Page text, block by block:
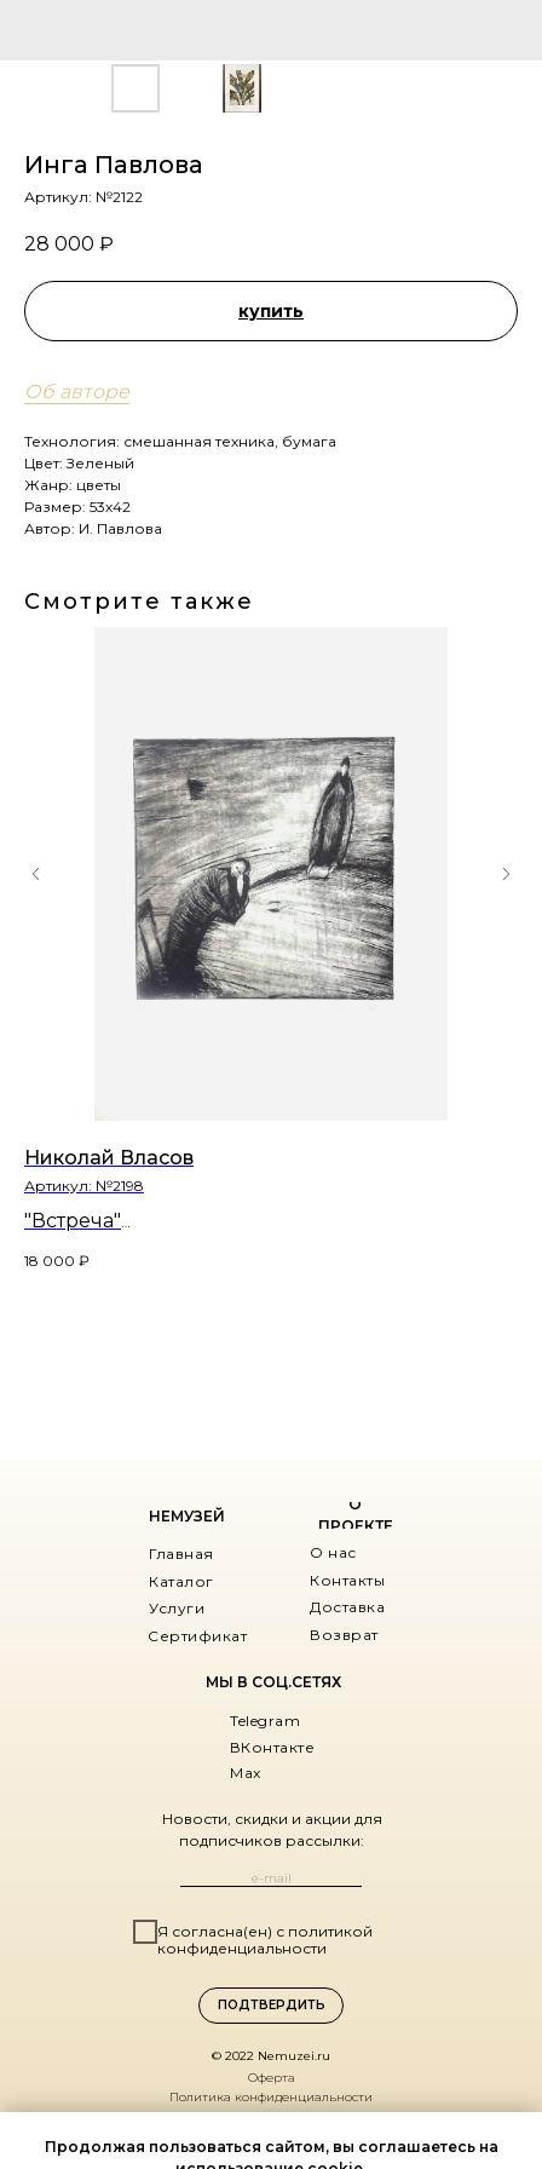
Инга Павлова
Артикул: №2122
28 000 ₽
купить
Об авторе
Технология: смешанная техника, бумага
Цвет: Зеленый
Жанр: цветы
Размер: 53х42
Автор: И. Павлова
Смотрите также
Николай Власов
Артикул: №2198
"Встреча"
18 000 ₽
Я согласна(ен) с политикой
конфиденциальности
ПОДТВЕРДИТЬ
Новости, скидки и акции для
подписчиков рассылки:
Главная
Услуги Доставка
О нас
Контакты
Каталог
Возврат
НЕМУЗЕЙ
О
ПРОЕКТЕ
Сертификат
МЫ В СОЦ.СЕТЯХ
Telegram
ВКонтакте
Max
Оферта
Политика конфиденциальности
© 2022 Nemuzei.ru
ул. Комиссара Смирнова, д. 15
Продолжая пользоваться сайтом, вы соглашаетесь на